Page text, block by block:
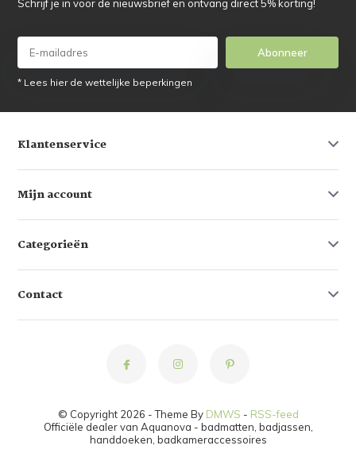
Schrijf je in voor de nieuwsbrief en ontvang direct 5% korting!
Abonneer
* Lees hier de wettelijke beperkingen
Klantenservice
Mijn account
Categorieën
Contact
© Copyright 2026 - Theme By DMWS - RSS-feed
Officiële dealer van Aquanova - badmatten, badjassen,
handdoeken, badkameraccessoires